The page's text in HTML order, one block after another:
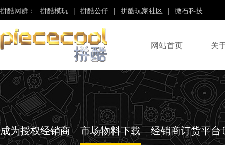
拼酷网群： 拼酷模玩 | 拼酷公仔 | 拼酷玩家社区 | 微石科技
“Piececool”、“拼酷”
是“微石科技”旗下品牌！
网站首页 关
成为授权经销商 市场物料下载 经销商订货平台